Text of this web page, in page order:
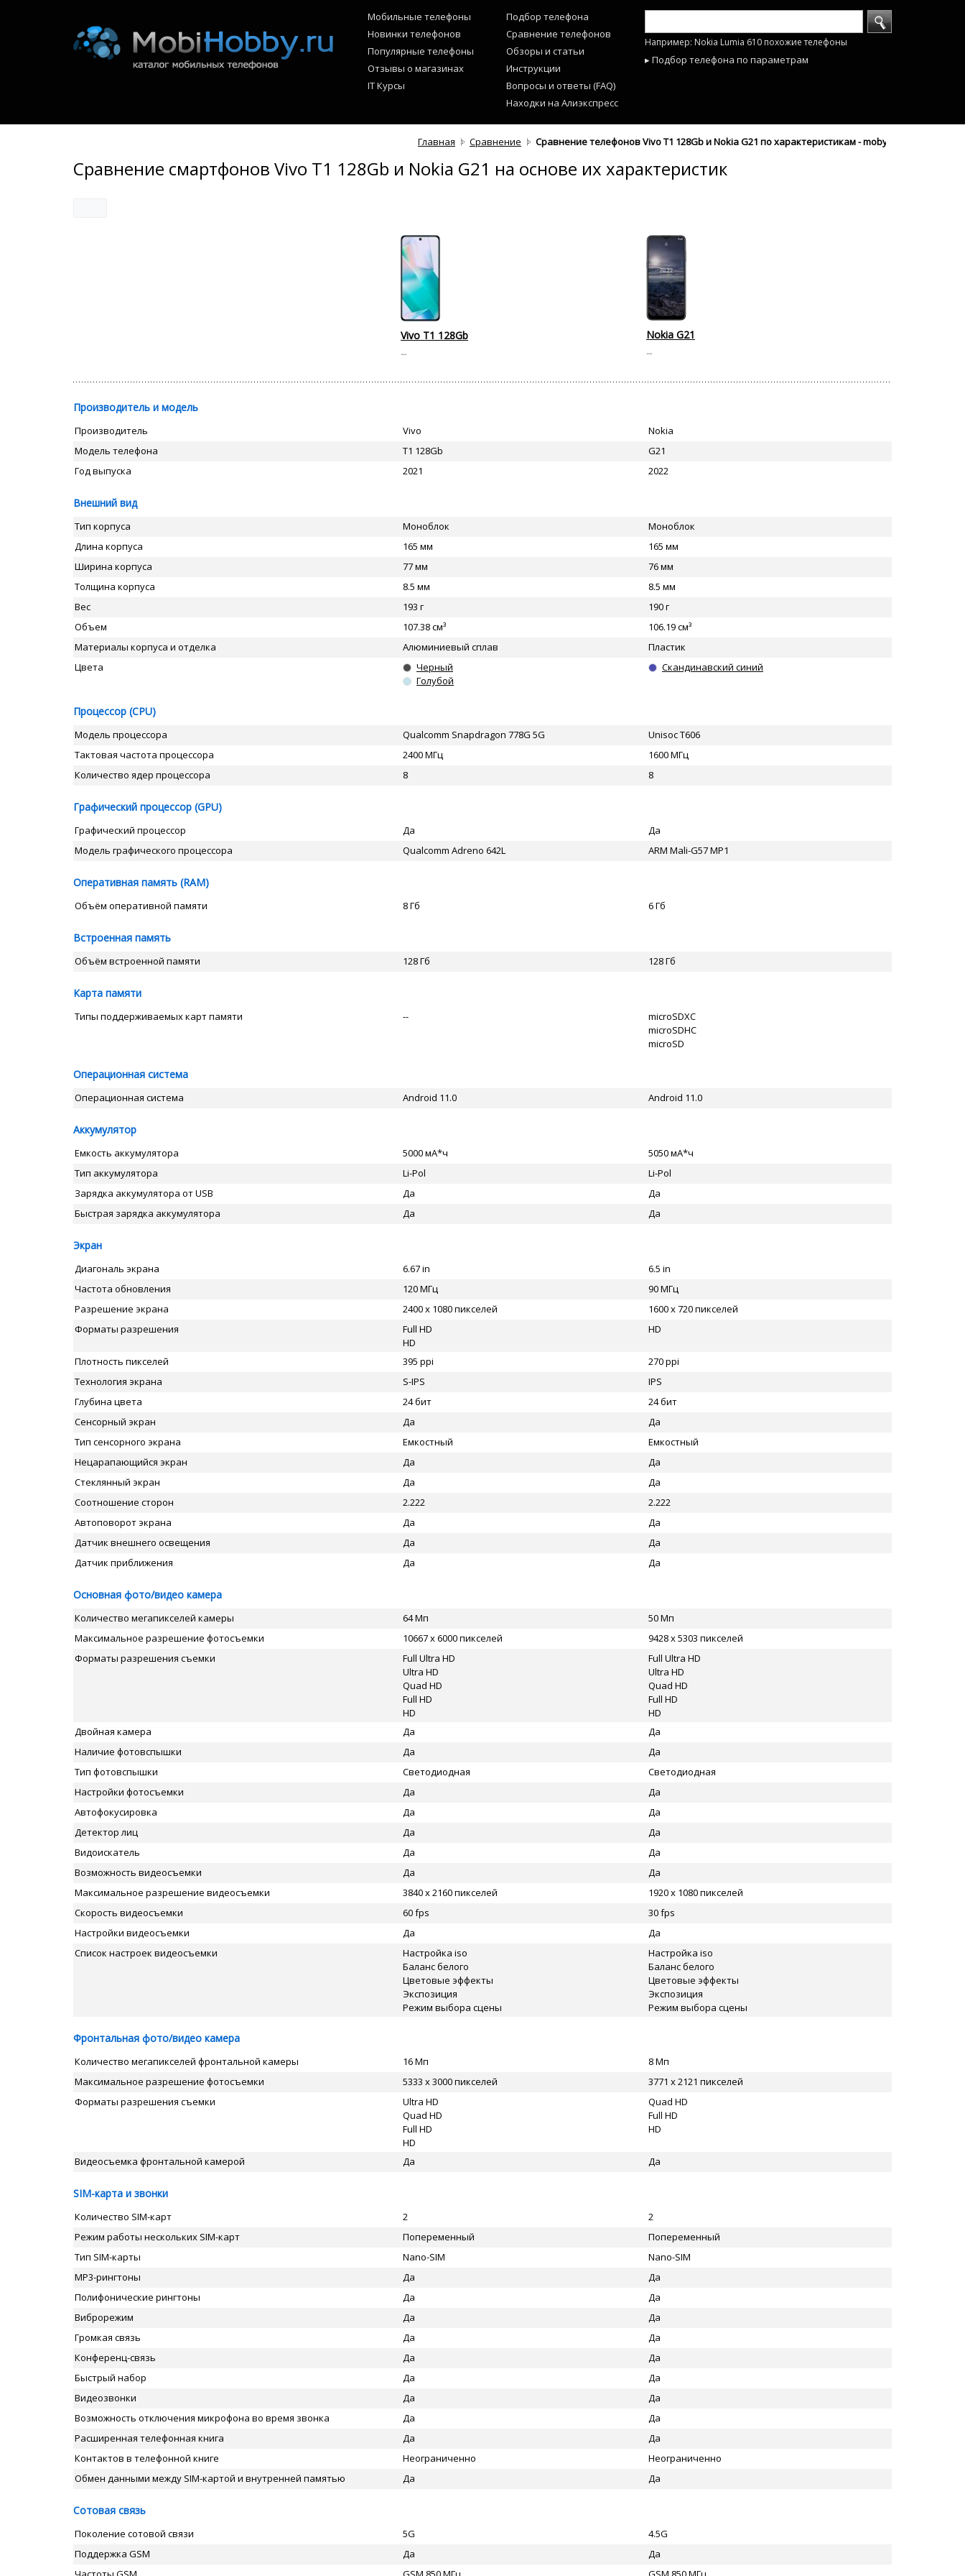
Мобильные телефоны
Новинки телефонов
Популярные телефоны
Отзывы о магазинах
IT Курсы
Подбор телефона
Сравнение телефонов
Обзоры и статьи
Инструкции
Вопросы и ответы (FAQ)
Находки на Алиэкспресс
Например: Nokia Lumia 610 похожие телефоны
▸ Подбор телефона по параметрам
Главная Сравнение Сравнение телефонов Vivo T1 128Gb и Nokia G21 по характеристикам - mobyhobby.ru
Сравнение смартфонов Vivo T1 128Gb и Nokia G21 на основе их характеристик
Vivo T1 128Gb
--
Nokia G21
--
Производитель и модель
Производитель Vivo
Nokia
Модель телефона
T1 128Gb
G21
Год выпуска
2021 2022
Внешний вид
Тип корпуса Моноблок
Моноблок
Длина корпуса
165 мм
165 мм
Ширина корпуса
77 мм
76 мм
Толщина корпуса
8.5 мм
8.5 мм
Вес
193 г
190 г
Объем
107.38 см³
106.19 см³
Материалы корпуса и отделка
Алюминиевый сплав
Пластик
Цвета
Черный
Голубой
Скандинавский синий
Процессор (CPU)
Модель процессора Qualcomm Snapdragon 778G 5G
Unisoc T606
Тактовая частота процессора
2400 МГц
1600 МГц
Количество ядер процессора
8 8
Графический процессор (GPU)
Графический процессор Да
Да
Модель графического процессора
Qualcomm Adreno 642L ARM Mali-G57 MP1
Оперативная память (RAM)
Объём оперативной памяти 8 Гб 6 Гб
Встроенная память
Объём встроенной памяти 128 Гб 128 Гб
Карта памяти
Типы поддерживаемых карт памяти --
microSDXC
microSDHC
microSD
Операционная система
Операционная система Android 11.0 Android 11.0
Аккумулятор
Емкость аккумулятора 5000 мА*ч
5050 мА*ч
Тип аккумулятора
Li-Pol
Li-Pol
Зарядка аккумулятора от USB
Да
Да
Быстрая зарядка аккумулятора
Да Да
Экран
Диагональ экрана 6.67 in
6.5 in
Частота обновления
120 МГц
90 МГц
Разрешение экрана
2400 x 1080 пикселей
1600 x 720 пикселей
Форматы разрешения
Full HD
HD
HD
Плотность пикселей 395 ppi
270 ppi
Технология экрана
S-IPS
IPS
Глубина цвета
24 бит
24 бит
Сенсорный экран
Да
Да
Тип сенсорного экрана
Емкостный
Емкостный
Нецарапающийся экран
Да
Да
Стеклянный экран
Да
Да
Соотношение сторон
2.222
2.222
Автоповорот экрана
Да
Да
Датчик внешнего освещения
Да
Да
Датчик приближения
Да Да
Основная фото/видео камера
Количество мегапикселей камеры 64 Мп
50 Мп
Максимальное разрешение фотосъемки
10667 x 6000 пикселей
9428 x 5303 пикселей
Форматы разрешения съемки
Full Ultra HD
Ultra HD
Quad HD
Full HD
HD
Full Ultra HD
Ultra HD
Quad HD
Full HD
HD
Двойная камера
Да
Да
Наличие фотовспышки
Да
Да
Тип фотовспышки
Светодиодная
Светодиодная
Настройки фотосъемки
Да
Да
Автофокусировка
Да
Да
Детектор лиц
Да
Да
Видоискатель
Да
Да
Возможность видеосъемки
Да
Да
Максимальное разрешение видеосъемки
3840 x 2160 пикселей
1920 x 1080 пикселей
Скорость видеосъемки
60 fps
30 fps
Настройки видеосъемки
Да
Да
Список настроек видеосъемки
Настройка iso
Баланс белого
Цветовые эффекты
Экспозиция
Режим выбора сцены
Настройка iso
Баланс белого
Цветовые эффекты
Экспозиция
Режим выбора сцены
Фронтальная фото/видео камера
Количество мегапикселей фронтальной камеры 16 Мп
8 Мп
Максимальное разрешение фотосъемки
5333 x 3000 пикселей
3771 x 2121 пикселей
Форматы разрешения съемки
Ultra HD
Quad HD
Full HD
HD
Quad HD
Full HD
HD
Видеосъемка фронтальной камерой Да Да
SIM-карта и звонки
Количество SIM-карт 2
2
Режим работы нескольких SIM-карт
Попеременный
Попеременный
Тип SIM-карты
Nano-SIM
Nano-SIM
MP3-рингтоны
Да
Да
Полифонические рингтоны
Да
Да
Виброрежим
Да
Да
Громкая связь
Да
Да
Конференц-связь
Да
Да
Быстрый набор
Да
Да
Видеозвонки
Да
Да
Возможность отключения микрофона во время звонка
Да
Да
Расширенная телефонная книга
Да
Да
Контактов в телефонной книге
Неограниченно
Неограниченно
Обмен данными между SIM-картой и внутренней памятью
Да Да
Сотовая связь
Поколение сотовой связи 5G
4.5G
Поддержка GSM
Да
Да